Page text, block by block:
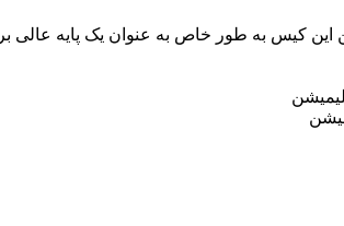
کیس به طور خاص به عنوان یک پایه